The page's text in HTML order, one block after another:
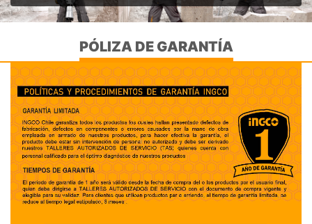
PÓLIZA DE GARANTÍA